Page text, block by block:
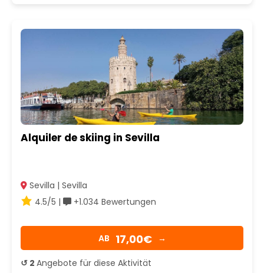
Alquiler de skiing in Sevilla
Sevilla | Sevilla
4.5/5 |
+1.034 Bewertungen
AB 17,00€ →
↺ 2 Angebote für diese Aktivität